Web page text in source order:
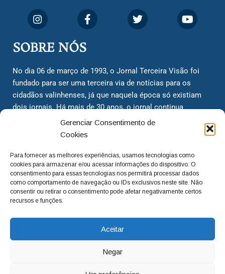
Gerenciar Consentimento de
Cookies
Para fornecer as melhores experiências, usamos tecnologias como
cookies para armazenar e/ou acessar informações do dispositivo. O
consentimento para essas tecnologias nos permitirá processar dados
como comportamento de navegação ou IDs exclusivos neste site. Não
consentir ou retirar o consentimento pode afetar negativamente certos
recursos e funções.
Aceitar
Negar
SOBRE NÓS
No dia 06 de março de 1993, o Jornal Terceira Visão foi
fundado para ser uma terceira via de notícias para os
cidadãos valinhenses, já que naquela época só existiam
dois jornais. Há mais de 30 anos, o jornal continua
assumindo o papel de ser a ‘voz do povo’ e continuamos
com o foco de trazer as melhores notícias. Nunca
questionando os órgãos públicos em busca de melhorias
para a cidade e sempre cobrando resoluções para casos
‘esquecidos’. Informar é a nossa missão!